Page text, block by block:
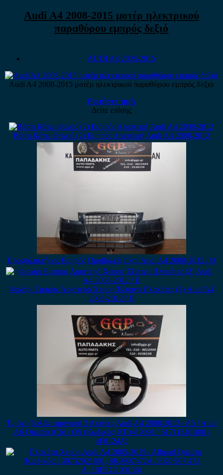
Audi A4 2008-2015 μοτέρ ηλεκτρικού
παραθύρου εμπρός δεξιό
AUDI A4 2008-2015
Audi A4 2008-2015 μοτέρ ηλεκτρικού παραθύρου εμπρός δεξιό
Ρωτήστε τιμή
Δείτε επίσης
Βάση Κάτω Φανού (2) Εμπρός Αριστερή Audi A4 2008-2012
Προφυλακτήρας Εμπρός Προβολείς Γκρι Audi A4 2008-2012 / Θ
Φανάρι Εμπρός Αριστερό Xenon Έξυπνο Πλακέτες (2) Audi A4
2008-2012 / Ε
Τιμόνι (βολάν τιμονιού) 3 Ακτίνες Audi A4 2008-2012 / A5 / Audi
A6 Quattro (C6) / Q5 (Κωδικός: 8T0419091 / 61711340B00 /
4F0124A)